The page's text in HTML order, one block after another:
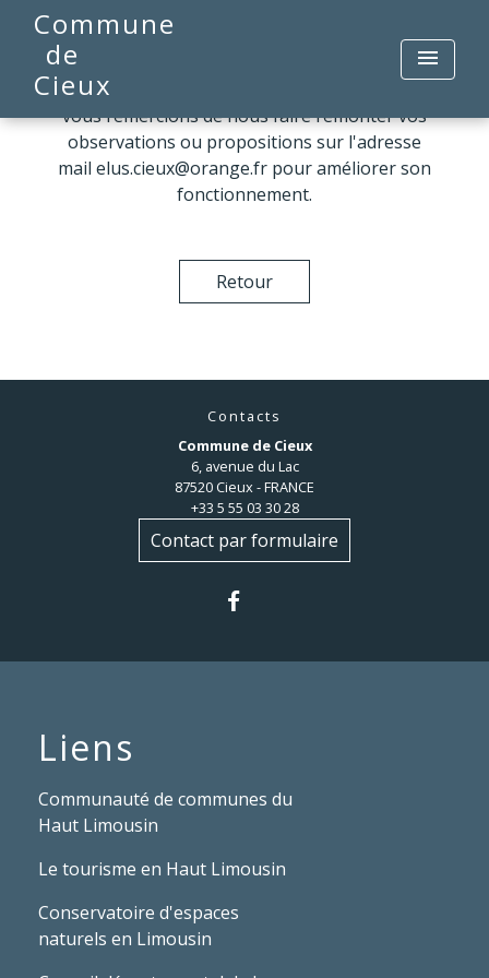
Commune
de
Cieux
menu
Le site est en perpétuelle évolution et nous
vous remercions de nous faire remonter vos
observations ou propositions sur l'adresse
mail elus.cieux@orange.fr pour améliorer son
fonctionnement.
Retour
Contacts
Commune de Cieux
6, avenue du Lac
87520 Cieux - FRANCE
+33 5 55 03 30 28
Contact par formulaire
Liens
Communauté de communes du
Haut Limousin
Le tourisme en Haut Limousin
Conservatoire d'espaces
naturels en Limousin